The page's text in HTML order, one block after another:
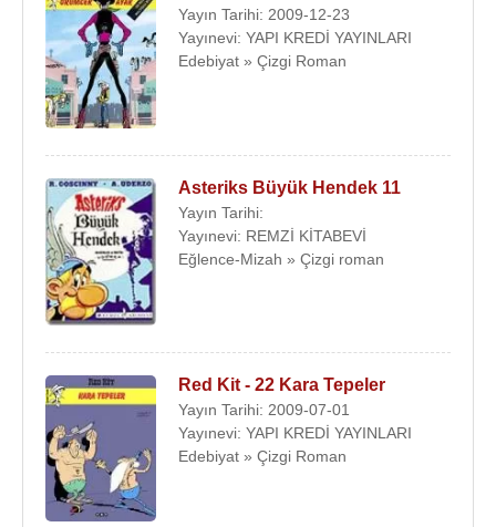
Yayın Tarihi: 2009-12-23
Yayınevi: YAPI KREDİ YAYINLARI
Edebiyat » Çizgi Roman
Asteriks Büyük Hendek 11
Yayın Tarihi:
Yayınevi: REMZİ KİTABEVİ
Eğlence-Mizah » Çizgi roman
Red Kit - 22 Kara Tepeler
Yayın Tarihi: 2009-07-01
Yayınevi: YAPI KREDİ YAYINLARI
Edebiyat » Çizgi Roman